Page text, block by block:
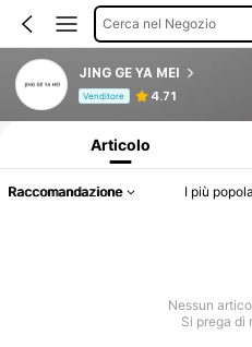
Cerca nel Negozio
JING GE YA MEI
Venditore 4.71
Articolo
Raccomandazione I più
Nessun
Si prega di